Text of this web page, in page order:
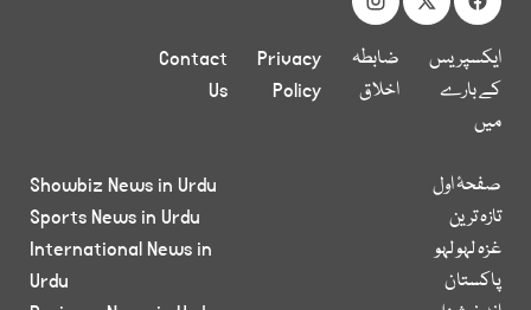
ایکسپریس
کے بارے
میں
ضابطہ
اخلاق
Privacy
Policy
Contact
Us
صفحۂ اول
تازہ ترین
غزہ لہو لہو
پاکستان
Showbiz News in Urdu
Sports News in Urdu
International News in
Urdu